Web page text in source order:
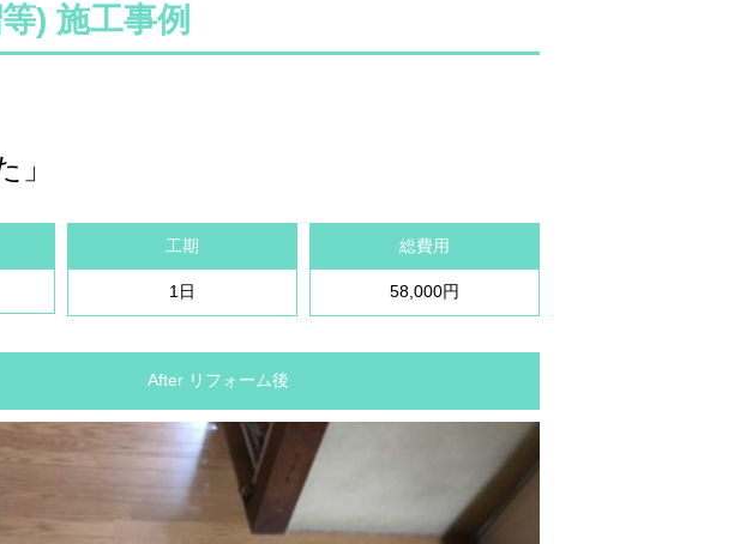
) 施工事例
」
工期
1日
総費用
58,000円
After リフォーム後